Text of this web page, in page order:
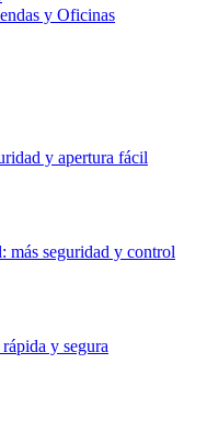
y Oficinas
y apertura fácil
más seguridad y control
y segura